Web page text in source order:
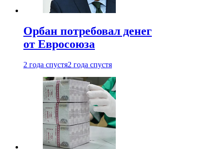
Орбан потребовал денег
от Евросоюза
2 года спустя2 года спустя